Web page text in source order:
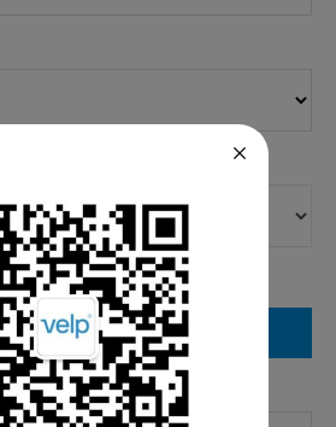
索取详细资料